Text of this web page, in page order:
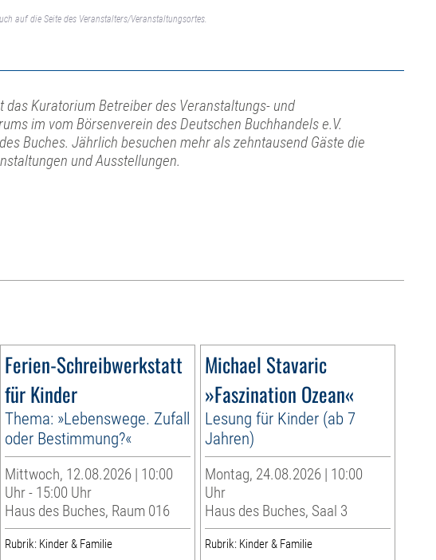
auf die Seite des Veranstalters/Veranstaltungsortes.
das Kuratorium Betreiber des Veranstaltungs- und
im vom Börsenverein des Deutschen Buchhandels e.V.
Buches. Jährlich besuchen mehr als zehntausend Gäste die
und Ausstellungen.
Ferien-Schreibwerkstatt
für Kinder
Thema: »Lebenswege. Zufall
oder Bestimmung?«
Mittwoch, 12.08.2026 | 10:00
Uhr - 15:00 Uhr
Haus des Buches, Raum 016
Rubrik: Kinder & Familie
Michael Stavaric
»Faszination Ozean«
Lesung für Kinder (ab 7
Jahren)
Montag, 24.08.2026 | 10:00
Uhr
Haus des Buches, Saal 3
Rubrik: Kinder & Familie